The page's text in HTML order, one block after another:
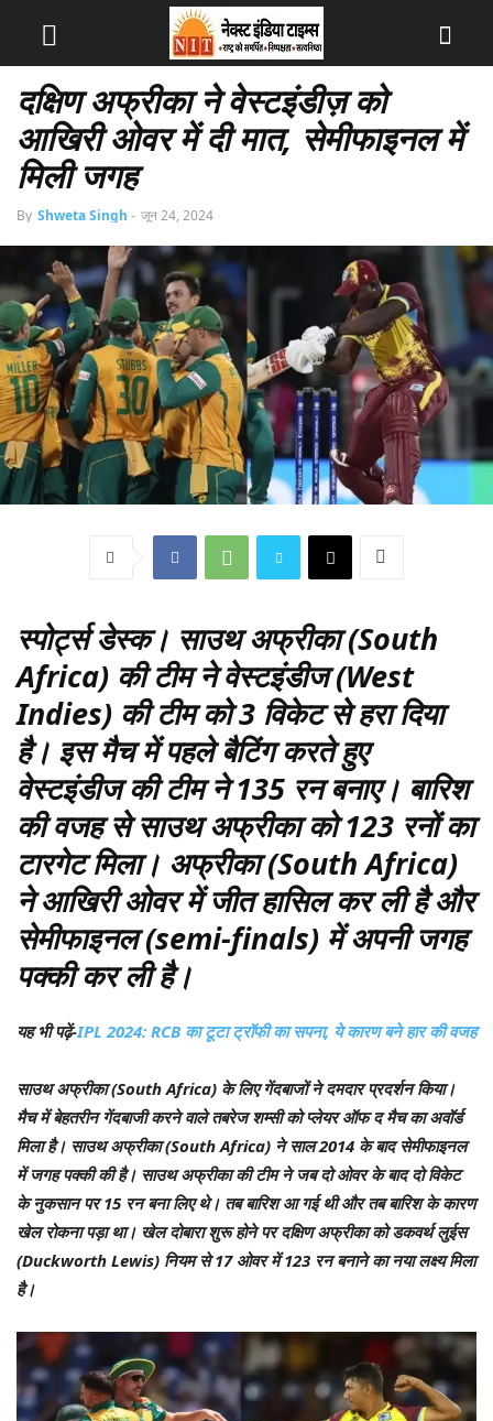
दक्षिण अफ्रीका ने वेस्टइंडीज़ को
आखिरी ओवर में दी मात, सेमीफाइनल में
मिली जगह
By Shweta Singh - जून 24, 2024
स्पोर्ट्स डेस्क। साउथ अफ्रीका (South
Africa) की टीम ने वेस्टइंडीज (West
Indies) की टीम को 3 विकेट से हरा दिया
है। इस मैच में पहले बैटिंग करते हुए
वेस्टइंडीज की टीम ने 135 रन बनाए। बारिश
की वजह से साउथ अफ्रीका को 123 रनों का
टारगेट मिला। अफ्रीका (South Africa)
ने आखिरी ओवर में जीत हासिल कर ली है और
सेमीफाइनल (semi-finals) में अपनी जगह
पक्की कर ली है।
यह भी पढ़ें-IPL 2024: RCB का टूटा ट्रॉफी का सपना, ये कारण बने हार की वजह
साउथ अफ्रीका (South Africa) के लिए गेंदबाजों ने दमदार प्रदर्शन किया।
मैच में बेहतरीन गेंदबाजी करने वाले तबरेज शम्सी को प्लेयर ऑफ द मैच का अवॉर्ड
मिला है। साउथ अफ्रीका (South Africa) ने साल 2014 के बाद सेमीफाइनल
में जगह पक्की की है। साउथ अफ्रीका की टीम ने जब दो ओवर के बाद दो विकेट
के नुकसान पर 15 रन बना लिए थे। तब बारिश आ गई थी और तब बारिश के कारण
खेल रोकना पड़ा था। खेल दोबारा शुरू होने पर दक्षिण अफ्रीका को डकवर्थ लुईस
(Duckworth Lewis) नियम से 17 ओवर में 123 रन बनाने का नया लक्ष्य मिला
है।